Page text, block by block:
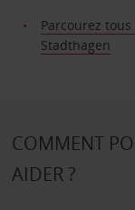
Parcourez
Stadthagen
COMMENT
AIDER ?